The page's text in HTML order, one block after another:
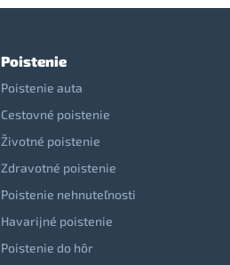
Poistenie
Poistenie auta
Cestovné poistenie
Životné poistenie
Zdravotné poistenie
Poistenie nehnuteľnosti
Havarijné poistenie
Poistenie do hôr